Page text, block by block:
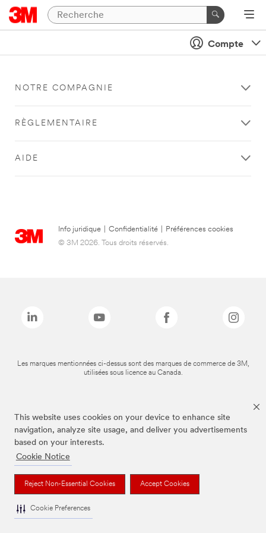
This website uses cookies on your device to enhance site
navigation, analyze site usage, and deliver you advertisements
based on your interests.
Cookie Notice
Reject Non-Essential Cookies Accept Cookies
Cookie Preferences
Compte
NOTRE COMPAGNIE
RÈGLEMENTAIRE
AIDE
Info juridique Confidentialité
Préférences cookies
© 3M 2026. Tous droits réservés.
Les marques mentionnées ci-dessus sont des marques de commerce de 3M,
utilisées sous licence au Canada.